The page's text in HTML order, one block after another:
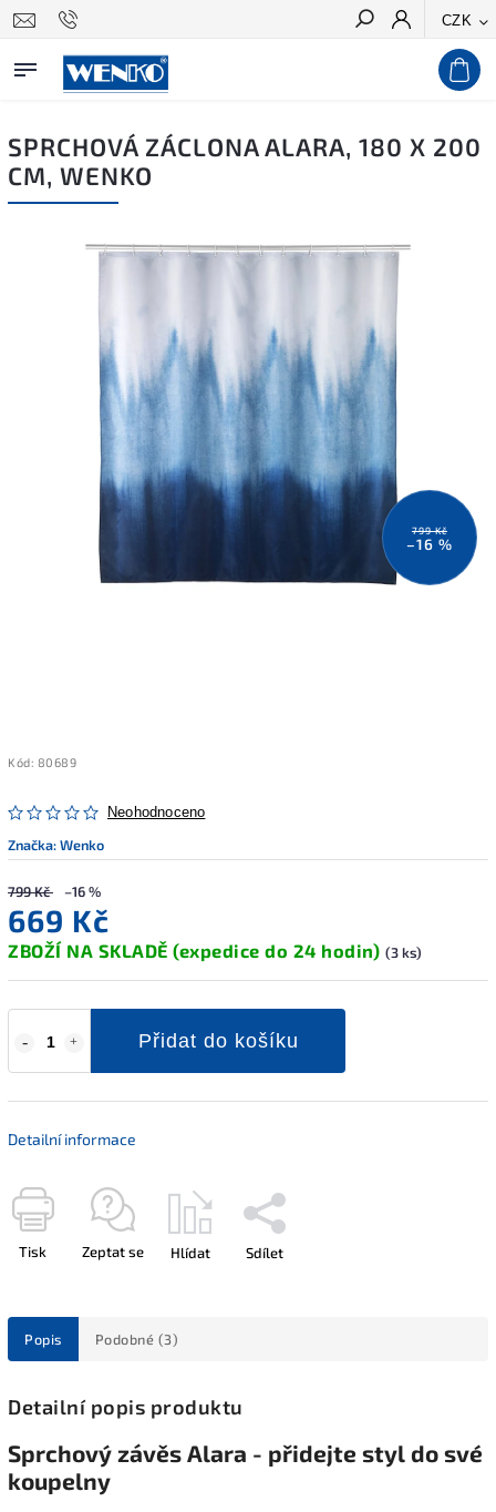
CZK
Hledat
SPRCHOVÁ ZÁCLONA ALARA, 180 X 200
CM, WENKO
799 Kč
–16 %
Kód: 80689
Neohodnoceno
Značka:Wenko
799 Kč –16 %
669 Kč
ZBOŽÍ NA SKLADĚ (expedice do 24 hodin) (3 ks)
Přidat do košíku
Detailní informace
Tisk Zeptat se Hlídat Sdílet
Popis Podobné (3)
Detailní popis produktu
Sprchový závěs Alara - přidejte styl do své
koupelny